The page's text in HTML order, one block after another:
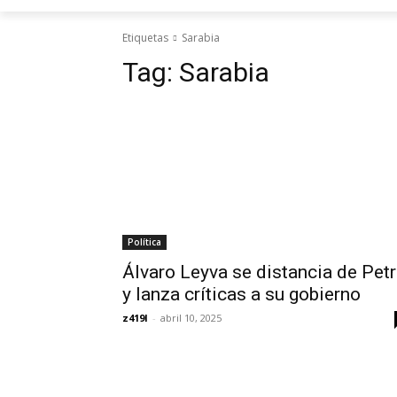
Etiquetas Sarabia
Tag: Sarabia
Política
Álvaro Leyva se distancia de
y lanza críticas a su gobierno
z419l - abril 10, 2025